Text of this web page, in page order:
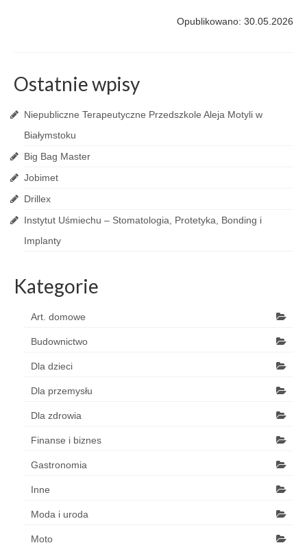
Opublikowano: 30.05.2026
Ostatnie wpisy
Niepubliczne Terapeutyczne Przedszkole Aleja Motyli w
Białymstoku
Big Bag Master
Jobimet
Drillex
Instytut Uśmiechu – Stomatologia, Protetyka, Bonding i
Implanty
Kategorie
Art. domowe
Budownictwo
Dla dzieci
Dla przemysłu
Dla zdrowia
Finanse i biznes
Gastronomia
Inne
Moda i uroda
Moto